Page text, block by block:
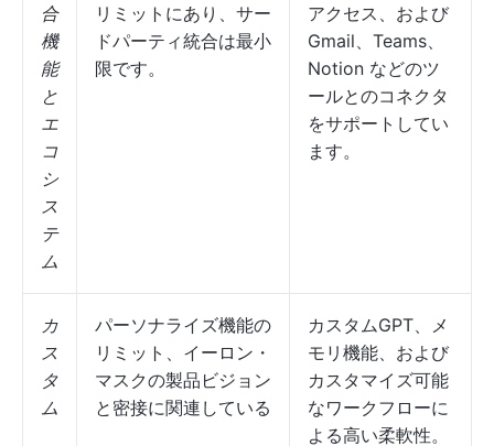
合
機
能
と
エ
コ
シ
ス
テ
ム
リミットにあり、サー
ドパーティ統合は最小
限です。
アクセス、および
Gmail、Teams、
Notion などのツ
ールとのコネクタ
をサポートしてい
ます。
カ
ス
タ
ム
パーソナライズ機能の
リミット、イーロン・
マスクの製品ビジョン
と密接に関連している
カスタムGPT、メ
モリ機能、および
カスタマイズ可能
なワークフローに
よる高い柔軟性。